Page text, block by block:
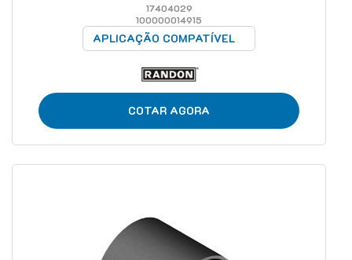
17404029
100000014915
APLICAÇÃO COMPATÍVEL
COTAR AGORA